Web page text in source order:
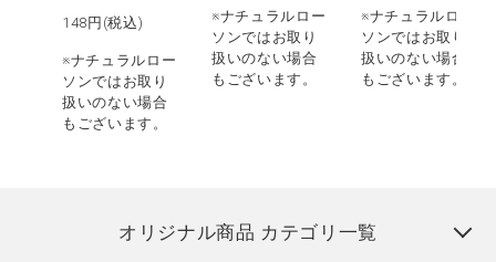
148 円(税込)
※ナチュラルロー
ソンではお取り
扱いのない場合
もございます。
※ナチュラルロー
ソンではお取り
扱いのない場合
もございます。
※ナチュラルロー
ソンではお取り
扱いのない場合
もございます。
オリジナル商品 カテゴリ一覧